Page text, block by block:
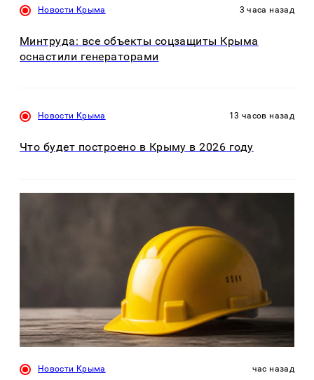
Новости Крыма 3 часа назад
Минтруда: все объекты соцзащиты Крыма
оснастили генераторами
Новости Крыма 13 часов назад
Что будет построено в Крыму в 2026 году
Новости Крыма час назад